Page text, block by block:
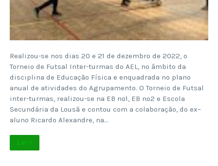
Realizou-se nos dias 20 e 21 de dezembro de 2022, o
Torneio de Futsal Inter-turmas do AEL, no âmbito da
disciplina de Educação Física e enquadrada no plano
anual de atividades do Agrupamento. O Torneio de Futsal
inter-turmas, realizou-se na EB nº1, EB nº2 e Escola
Secundária da Lousã e contou com a colaboração, do ex–
aluno Ricardo Alexandre, na…
Ler +